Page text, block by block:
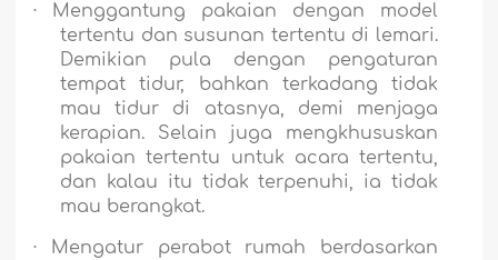
·
Menggantung pakaian dengan model
tertentu dan susunan tertentu di lemari.
Demikian pula dengan pengaturan
tempat tidur, bahkan terkadang tidak
mau tidur di atasnya, demi menjaga
kerapian. Selain juga mengkhususkan
pakaian tertentu untuk acara tertentu,
dan kalau itu tidak terpenuhi, ia tidak
mau berangkat.
·
Mengatur perabot rumah berdasarkan